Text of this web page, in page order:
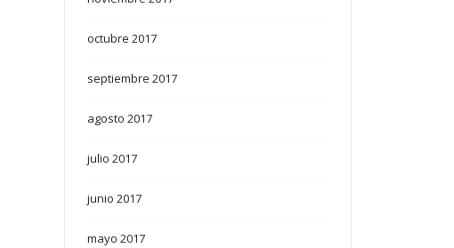
octubre 2017
septiembre 2017
agosto 2017
julio 2017
junio 2017
mayo 2017